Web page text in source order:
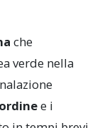
che
verde nella
e i